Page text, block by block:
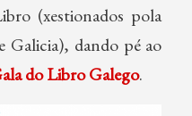
(xestionados pola
Galicia), dando pé ao
do Libro Galego.